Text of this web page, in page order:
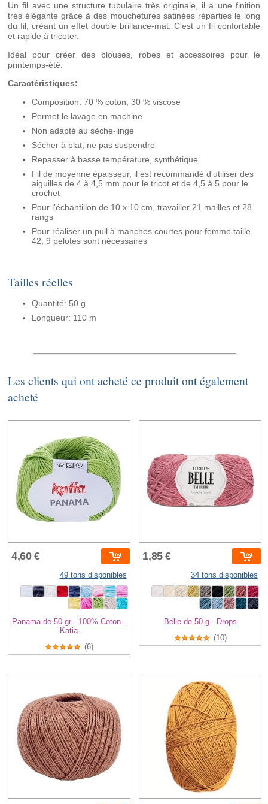
Un fil avec une structure tubulaire très originale, il a une finition
très élégante grâce à des mouchetures satinées réparties le long
du fil, créant un effet double brillance-mat. C'est un fil confortable
et rapide à tricoter.
Idéal pour créer des blouses, robes et accessoires pour le
printemps-été.
Caractéristiques:
Composition: 70 % coton, 30 % viscose
Permet le lavage en machine
Non adapté au sèche-linge
Sécher à plat, ne pas suspendre
Repasser à basse température, synthétique
Fil de moyenne épaisseur, il est recommandé d'utiliser des
aiguilles de 4 à 4,5 mm pour le tricot et de 4,5 à 5 pour le
crochet
Pour l'échantillon de 10 x 10 cm, travailler 21 mailles et 28
rangs
Pour réaliser un pull à manches courtes pour femme taille
42, 9 pelotes sont nécessaires
Tailles réelles
Quantité: 50 g
Longueur: 110 m
Les clients qui ont acheté ce produit ont également
acheté
4,60 €
49 tons disponibles
Panama de 50 gr - 100% Coton -
Katia
(6)
1,85 €
34 tons disponibles
Belle de 50 g - Drops
(10)